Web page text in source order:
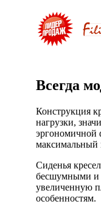
Всегда
Конструкция
нагрузки,
эргономичной
максимальный
Сиденья
бесшумными и
увеличенную
особенностям.